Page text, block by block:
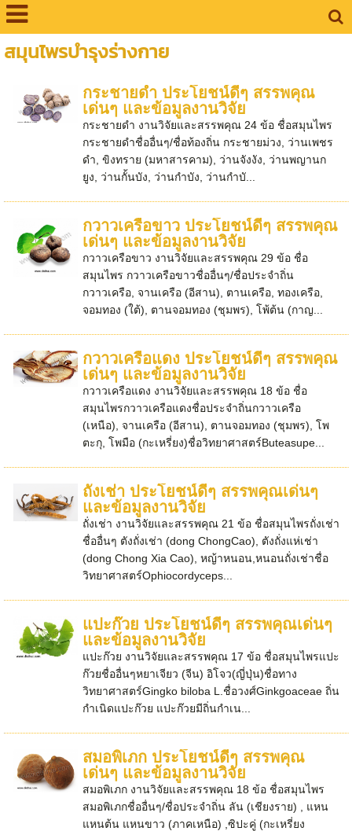
สมุนไพรบำรุงร่างกาย
กระชายดำ ประโยชน์ดีๆ สรรพคุณ
เด่นๆ และข้อมูลงานวิจัย
กระชายดำ งานวิจัยและสรรพคุณ 24 ข้อ ชื่อสมุนไพร
กระชายดำชื่ออื่นๆ/ชื่อท้องถิ่น กระชายม่วง, ว่านเพชร
ดำ, ขิงทราย (มหาสารคาม), ว่านจังงัง, ว่านพญานก
ยูง, ว่านกั้นบัง, ว่านกำบัง, ว่านกำบั...
กวาวเครือขาว ประโยชน์ดีๆ สรรพคุณ
เด่นๆ และข้อมูลงานวิจัย
กวาวเครือขาว งานวิจัยและสรรพคุณ 29 ข้อ ชื่อ
สมุนไพร กวาวเครือขาวชื่ออื่นๆ/ชื่อประจำถิ่น
กวาวเครือ, จานเครือ (อีสาน), ตานเครือ, ทองเครือ,
จอมทอง (ใต้), ตานจอมทอง (ชุมพร), โพ้ต้น (กาญ...
กวาวเครือแดง ประโยชน์ดีๆ สรรพคุณ
เด่นๆ และข้อมูลงานวิจัย
กวาวเครือแดง งานวิจัยและสรรพคุณ 18 ข้อ ชื่อ
สมุนไพรกวาวเครือแดงชื่อประจำถิ่นกวาวเครือ
(เหนือ), จานเครือ (อีสาน), ตานจอมทอง (ชุมพร), โพ
ตะกุ, โพมือ (กะเหรี่ยง)ชื่อวิทยาศาสตร์Buteasupe...
ถั่งเช่า ประโยชน์ดีๆ สรรพคุณเด่นๆ
และข้อมูลงานวิจัย
ถั่งเช่า งานวิจัยและสรรพคุณ 21 ข้อ ชื่อสมุนไพรถั่งเช่า
ชื่ออื่นๆ ตังถั่งเช่า (dong ChongCao), ตังถั่งแห่เช่า
(dong Chong Xia Cao), หญ้าหนอน,หนอนถั่งเช่าชื่อ
วิทยาศาสตร์Ophiocordyceps...
แปะก๊วย ประโยชน์ดีๆ สรรพคุณเด่นๆ
และข้อมูลงานวิจัย
แปะก๊วย งานวิจัยและสรรพคุณ 17 ข้อ ชื่อสมุนไพรแปะ
ก๊วยชื่ออื่นๆหยาเจียว (จีน) อิโจว(ญี่ปุ่น)ชื่อทาง
วิทยาศาสตร์Gingko biloba L.ชื่อวงศ์Ginkgoaceae ถิ่น
กำเนิดแปะก๊วย แปะก๊วยมีถิ่นกำเน...
สมอพิเภก ประโยชน์ดีๆ สรรพคุณ
เด่นๆ และข้อมูลงานวิจัย
สมอพิเภก งานวิจัยและสรรพคุณ 18 ข้อ ชื่อสมุนไพร
สมอพิเภกชื่ออื่นๆ/ชื่อประจำถิ่น ลัน (เชียงราย) , แหน
แหนต้น แหนขาว (ภาคเหนือ) ,ซิปะคู่ (กะเหรี่ยง